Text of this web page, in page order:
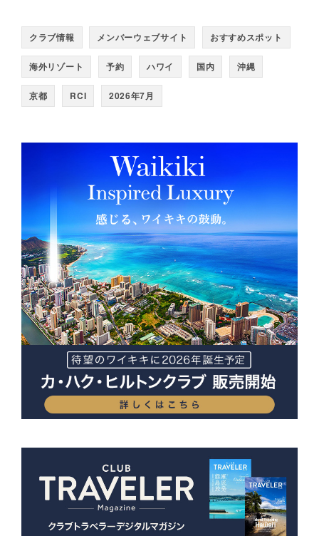
クラブ情報 メンバーウェブサイト おすすめスポット
海外リゾート 予約 ハワイ 国内 沖縄
京都 RCI 2026年7月